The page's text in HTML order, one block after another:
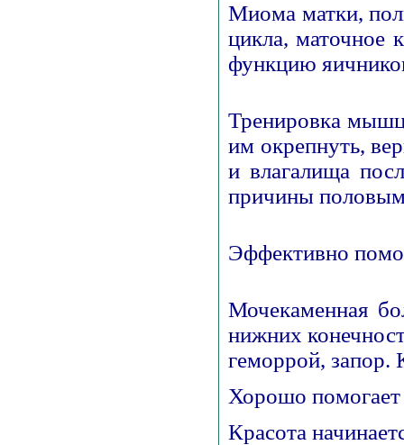
Миома матки,
цикла, маточное
функцию
Тренировка мышц
им окрепнуть,
и влагалища
причины
Эффективно
Мочекаменная
нижних
геморрой, запор.
Хорошо помогает
Красота